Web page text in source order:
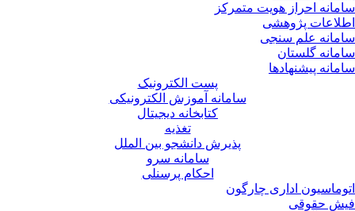
احراز هویت متمرکز
پژوهشی
علم سنجی
گلستان
پیشنهادها
پست الکترونیک
سامانه آموزش الکترونیکی
کتابخانه دیجیتال
تغذیه
پذیرش دانشجو بین الملل
سامانه سرو
احکام پرسنلی
اداری چارگون
حقوقی